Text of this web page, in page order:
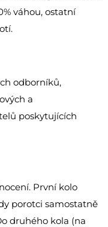
váhou, ostatní
odborníků,
a
poskytujících
První kolo
porotci samostatně
druhého kola (na